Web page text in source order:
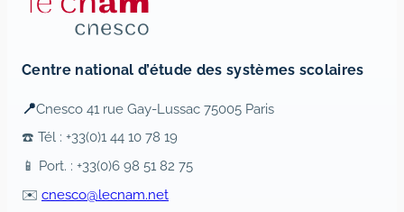
Centre national d’étude des systèmes scolaires
📍Cnesco 41 rue Gay-Lussac 75005 Paris
☎️ Tél : +33(0)1 44 10 78 19
📱 Port. : +33(0)6 98 51 82 75
✉️ cnesco@lecnam.net